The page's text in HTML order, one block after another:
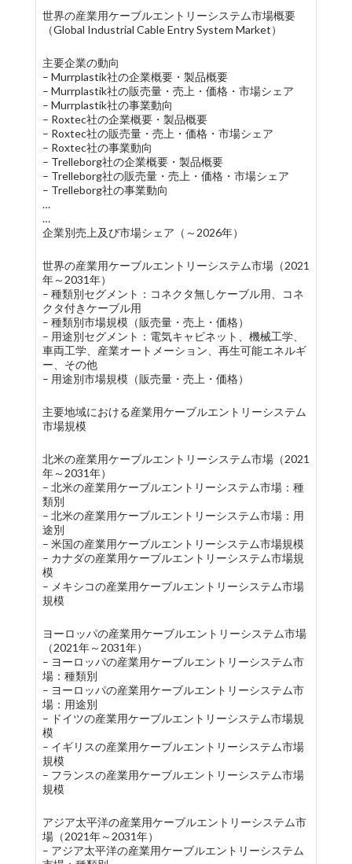
世界の産業用ケーブルエントリーシステム市場概要
（Global Industrial Cable Entry System Market）
主要企業の動向
– Murrplastik社の企業概要・製品概要
– Murrplastik社の販売量・売上・価格・市場シェア
– Murrplastik社の事業動向
– Roxtec社の企業概要・製品概要
– Roxtec社の販売量・売上・価格・市場シェア
– Roxtec社の事業動向
– Trelleborg社の企業概要・製品概要
– Trelleborg社の販売量・売上・価格・市場シェア
– Trelleborg社の事業動向
…
…
企業別売上及び市場シェア（～2026年）
世界の産業用ケーブルエントリーシステム市場（2021
年～2031年）
– 種類別セグメント：コネクタ無しケーブル用、コネ
クタ付きケーブル用
– 種類別市場規模（販売量・売上・価格）
– 用途別セグメント：電気キャビネット、機械工学、
車両工学、産業オートメーション、再生可能エネルギ
ー、その他
– 用途別市場規模（販売量・売上・価格）
主要地域における産業用ケーブルエントリーシステム
市場規模
北米の産業用ケーブルエントリーシステム市場（2021
年～2031年）
– 北米の産業用ケーブルエントリーシステム市場：種
類別
– 北米の産業用ケーブルエントリーシステム市場：用
途別
– 米国の産業用ケーブルエントリーシステム市場規模
– カナダの産業用ケーブルエントリーシステム市場規
模
– メキシコの産業用ケーブルエントリーシステム市場
規模
ヨーロッパの産業用ケーブルエントリーシステム市場
（2021年～2031年）
– ヨーロッパの産業用ケーブルエントリーシステム市
場：種類別
– ヨーロッパの産業用ケーブルエントリーシステム市
場：用途別
– ドイツの産業用ケーブルエントリーシステム市場規
模
– イギリスの産業用ケーブルエントリーシステム市場
規模
– フランスの産業用ケーブルエントリーシステム市場
規模
アジア太平洋の産業用ケーブルエントリーシステム市
場（2021年～2031年）
– アジア太平洋の産業用ケーブルエントリーシステム